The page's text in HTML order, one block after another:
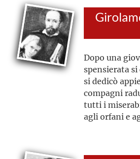
della
saggezza. Il
dell’Allier
Francia
Dopo una
spensierata
si dedicò
compagni
tutti i
agli orfani e
Patrono